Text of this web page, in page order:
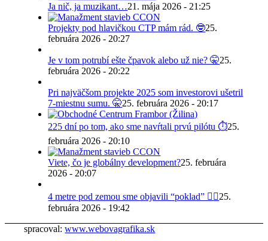
Ja nič, ja muzikant…21. mája 2026 - 21:25
Projekty pod hlavičkou CTP mám rád. 🤓25.
februára 2026 - 20:27
Je v tom potrubí ešte čpavok alebo už nie? 🤫25.
februára 2026 - 20:22
Pri najväčšom projekte 2025 som investorovi ušetril
7-miestnu sumu. 🤫25. februára 2026 - 20:17
225 dní po tom, ako sme navŕtali prvú pilótu ⏱️25.
februára 2026 - 20:10
Viete, čo je globálny development?25. februára
2026 - 20:07
4 metre pod zemou sme objavili “poklad” 😵‍💫25.
februára 2026 - 19:42
spracoval:www.webovagrafika.sk